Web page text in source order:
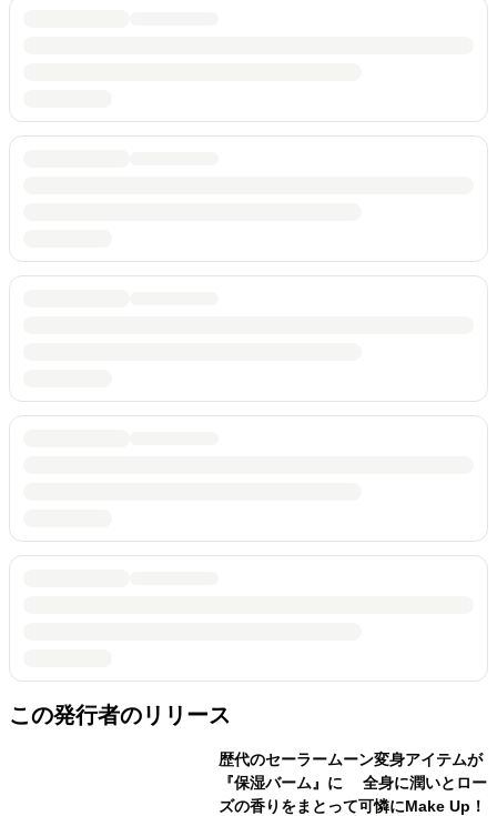
この発行者のリリース
歴代のセーラームーン変身アイテムが
『保湿バーム』に 全身に潤いとロー
ズの香りをまとって可憐にMake Up！